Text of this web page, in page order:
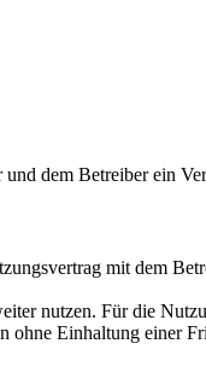
dem Betreiber ein
mit dem
nutzen. Für die
ohne Einhaltung einer